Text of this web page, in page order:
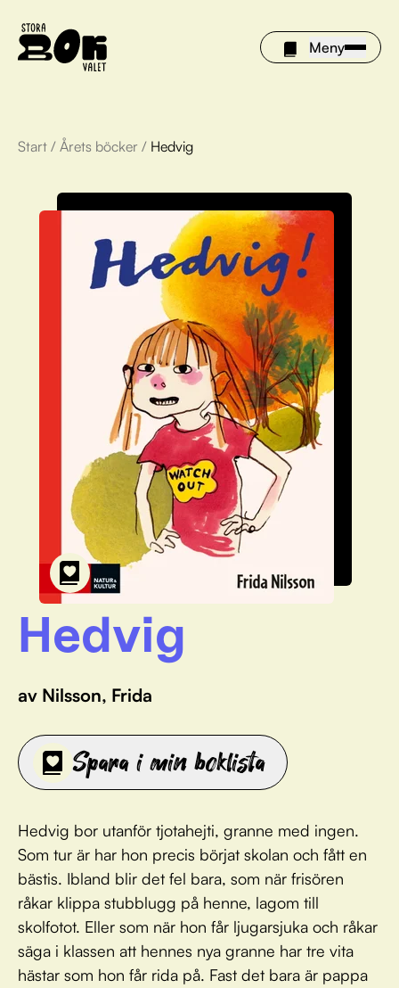
Meny
Årets böcker
Om Stora bokvalet
Olivia tipsar
För bibliotek
Start / Årets böcker / Hedvig
Hedvig
av Nilsson, Frida
Spara i min boklista
Hedvig bor utanför tjotahejti, granne med ingen.
Som tur är har hon precis börjat skolan och fått en
bästis. Ibland blir det fel bara, som när frisören
råkar klippa stubblugg på henne, lagom till
skolfotot. Eller som när hon får ljugarsjuka och råkar
säga i klassen att hennes nya granne har tre vita
hästar som hon får rida på. Fast det bara är pappa